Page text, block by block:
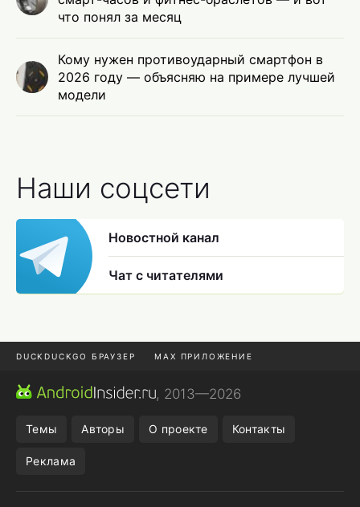
что понял за месяц
Кому нужен противоударный смартфон в
2026 году — объясняю на примере лучшей
модели
Наши соцсети
Новостной канал
Чат с читателями
DUCKDUCKGO БРАУЗЕР MAX ПРИЛОЖЕНИЕ
ПРИЛОЖЕНИЯ ANDROID
, 2013—2026
Темы Авторы О проекте Контакты
Реклама